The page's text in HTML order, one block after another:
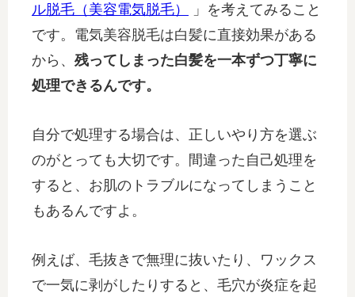
ル脱毛（美容電気脱毛）
」を考えてみること
です。電気美容脱毛は白髪に直接効果がある
から、 残ってしまった白髪を一本ずつ丁寧に
処理できるんです。
自分で処理する場合は、正しいやり方を選ぶ
のがとっても大切です。間違った自己処理を
すると、お肌のトラブルになってしまうこと
もあるんですよ。
例えば、毛抜きで無理に抜いたり、ワックス
で一気に剥がしたりすると、毛穴が炎症を起